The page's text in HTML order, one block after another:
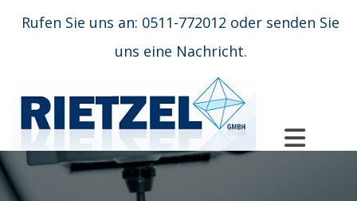
Rufen Sie uns an: 0511-772012 oder senden Sie
uns eine Nachricht.